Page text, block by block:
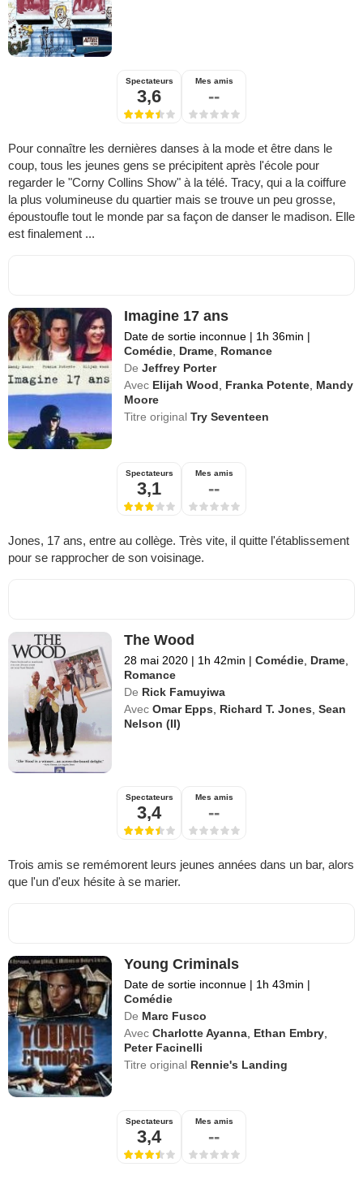
Spectateurs
3,6
Mes amis
--
Pour connaître les dernières danses à la mode et être dans le
coup, tous les jeunes gens se précipitent après l'école pour
regarder le "Corny Collins Show" à la télé. Tracy, qui a la coiffure
la plus volumineuse du quartier mais se trouve un peu grosse,
époustoufle tout le monde par sa façon de danser le madison. Elle
est finalement ...
Imagine 17 ans
Date de sortie inconnue | 1h 36min |
Comédie Drame Romance
De Jeffrey Porter
Avec Elijah Wood Franka Potente Mandy
Moore
Titre originalTry Seventeen
Spectateurs
3,1
Mes amis
--
Jones, 17 ans, entre au collège. Très vite, il quitte l'établissement
pour se rapprocher de son voisinage.
The Wood
28 mai 2020 | 1h 42min | Comédie Drame
Romance
De Rick Famuyiwa
Avec Omar Epps Richard T. Jones ,Sean
Nelson (II)
Spectateurs
3,4
Mes amis
--
Trois amis se remémorent leurs jeunes années dans un bar, alors
que l'un d'eux hésite à se marier.
Young Criminals
Date de sortie inconnue | 1h 43min |
Comédie
De Marc Fusco
Avec Charlotte Ayanna Ethan Embry
Peter Facinelli
Titre original Rennie's Landing
Spectateurs
3,4
Mes amis
--